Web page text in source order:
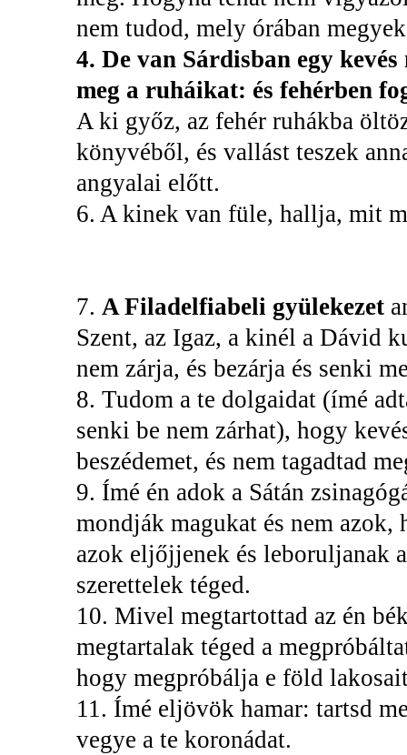
nem tudod, mely órában
4. De van Sárdisban egy
meg a ruháikat: és fehérben
A ki győz, az fehér ruhákba
könyvéből, és vallást teszek
angyalai előtt.
6. A kinek van füle, hallja, mit
7. A Filadelfiabeli gyülekezet
Szent, az Igaz, a kinél a Dávid
nem zárja, és bezárja és senki
8. Tudom a te dolgaidat (ímé
senki be nem zárhat), hogy
beszédemet, és nem tagadtad
9. Ímé én adok a Sátán
mondják magukat és nem
azok eljőjjenek és leboruljanak
szerettelek téged.
10. Mivel megtartottad az én
megtartalak téged a
hogy megpróbálja e föld
11. Ímé eljövök hamar: tartsd
vegye a te koronádat.